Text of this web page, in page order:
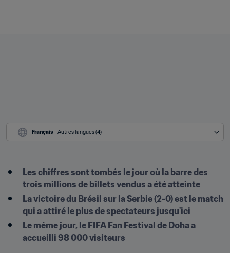
Français - Autres langues (4)
Les chiffres sont tombés le jour où la barre des
trois millions de billets vendus a été atteinte
La victoire du Brésil sur la Serbie (2-0) est le match
qui a attiré le plus de spectateurs jusqu'ici
Le même jour, le FIFA Fan Festival de Doha a
accueilli 98 000 visiteurs